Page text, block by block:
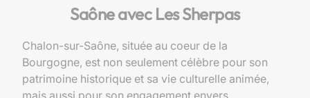
Saône avec Les Sherpas
Chalon-sur-Saône, située au coeur de la
Bourgogne, est non seulement célèbre pour son
patrimoine historique et sa vie culturelle animée,
mais aussi pour son engagement envers